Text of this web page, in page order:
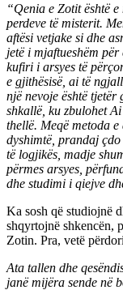
“Qenia e Zotit është
perdeve të misterit.
aftësi vetjake si dhe
jetë i mjaftueshëm
kufiri i arsyes të
e gjithësisë, ai të
një nevoje është tjetër
shkallë, ku zbulohet
thellë. Meqë metoda e
dyshimtë, prandaj
të logjikës, madje
përmes arsyes,
dhe studimi i qiejve
Ka sosh që studiojnë
shqyrtojnë shkencën,
Zotin. Pra, vetë
Ata tallen dhe
janë mijëra sende në